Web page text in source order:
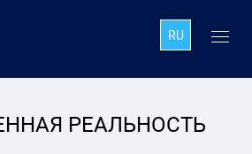
RU
РЕАЛЬНОСТЬ